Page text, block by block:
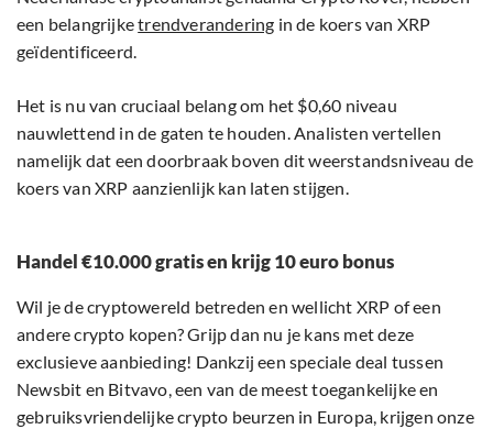
een belangrijketrendverandering in de koers van XRP
geïdentificeerd.
Het is nu van cruciaal belang om het $0,60 niveau
nauwlettend in de gaten te houden. Analisten vertellen
namelijk dat een doorbraak boven dit weerstandsniveau de
koers van XRP aanzienlijk kan laten stijgen.
Handel €10.000 gratis en krijg 10 euro bonus
Wil je de cryptowereld betreden en wellicht XRP of een
andere crypto kopen? Grijp dan nu je kans met deze
exclusieve aanbieding! Dankzij een speciale deal tussen
Newsbit en Bitvavo, een van de meest toegankelijke en
gebruiksvriendelijke crypto beurzen in Europa, krijgen onze